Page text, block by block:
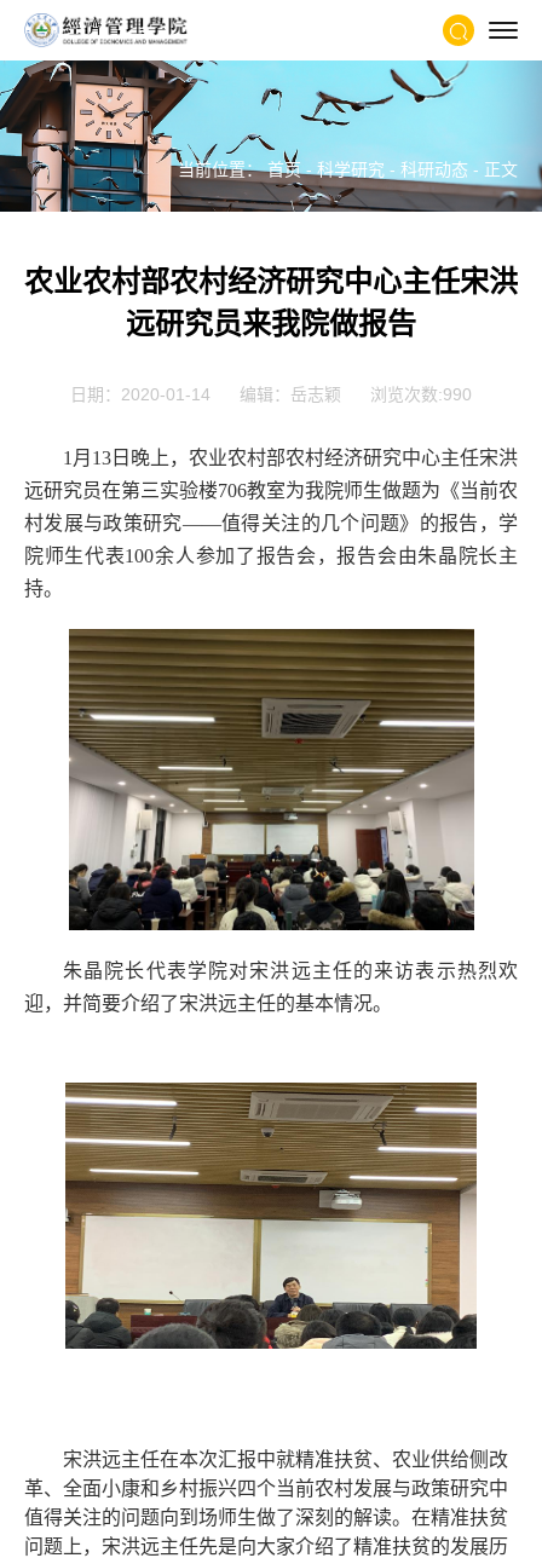
当前位置：首页- 科学研究 - 科研动态 - 正文
农业农村部农村经济研究中心主任宋洪
远研究员来我院做报告
日期：2020-01-14 编辑：岳志颖 浏览次数:990
1 月 13 日晚上，农业农村部农村经济研究中心主任宋洪
远研究员在第三实验楼706教室为我院师生做题为《当前农
村发展与政策研究——值得关注的几个问题》的报告，学
院师生代表100余人参加了报告会，报告会由朱晶院长主
持。
朱晶院长代表学院对宋洪远主任的来访表示热烈欢
迎，并简要介绍了宋洪远主任的基本情况。
宋洪远主任在本次汇报中就精准扶贫、农业供给侧改
革、全面小康和乡村振兴四个当前农村发展与政策研究中
值得关注的问题向到场师生做了深刻的解读。在精准扶贫
问题上，宋洪远主任先是向大家介绍了精准扶贫的发展历